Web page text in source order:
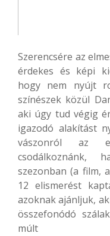
Szerencsére az
érdekes és képi
hogy nem nyújt
színészek közül
aki úgy tud végig
igazodó alakítást
vászonról az
csodálkoznánk,
szezonban (a film,
12 elismerést
azoknak ajánljuk,
összefonódó
múlt